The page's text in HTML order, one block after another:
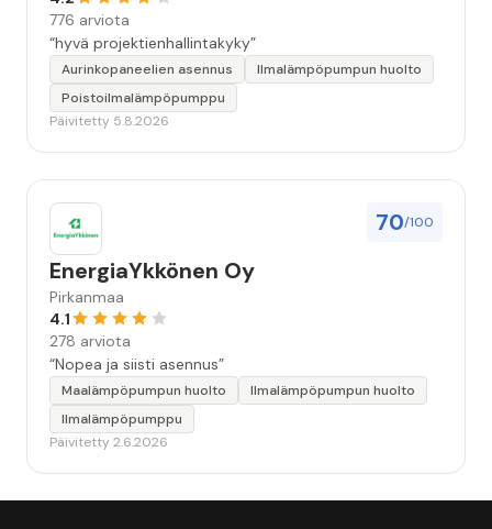
776 arviota
“hyvä projektienhallintakyky”
Aurinkopaneelien asennus
Ilmalämpöpumpun huolto
Poistoilmalämpöpumppu
Päivitetty 5.8.2026
70/100
EnergiaYkkönen Oy
Pirkanmaa
4.1
278 arviota
“Nopea ja siisti asennus”
Maalämpöpumpun huolto
Ilmalämpöpumpun huolto
Ilmalämpöpumppu
Päivitetty 2.6.2026